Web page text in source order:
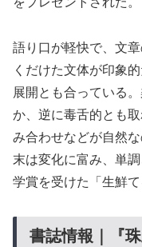
語り口が軽快で、文
くだけた文体が印象
展開とも合っている
か、逆に毒舌的とも
み合わせなどが自然
末は変化に富み、単
学賞を受けた「生鮮
書誌情報｜『珠